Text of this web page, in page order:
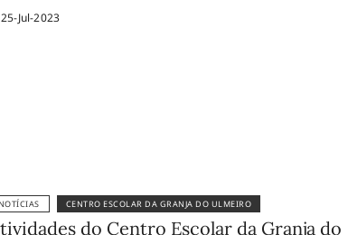
Jul-2023
CENTRO ESCOLAR DA GRANJA DO ULMEIRO
do Centro Escolar da Granja do